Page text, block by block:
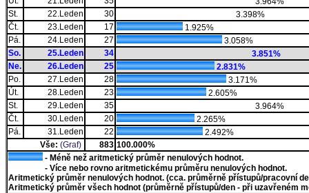
St.
22.Leden 30
3.398%
Čt.
23.Leden 17
1.925%
Pá.
24.Leden 27
3.058%
So.
25.Leden 34
3.851%
Ne.
26.Leden 25
2.831%
Po.
27.Leden 28
3.171%
Út.
28.Leden 23
2.605%
St.
29.Leden 35
3.964%
Čt.
30.Leden 20
2.265%
Pá.
31.Leden 22
2.492%
Vše: (Graf) 883 100.000%
- Méně než aritmetický průměr nenulových hodnot.
- Více nebo rovno aritmetickému průměru nenulových hodnot.
Aritmetický průměr nenulových hodnot. (cca. průměrně přístupů/pracovní
Aritmetický průměr všech hodnot (průměrně přístupů/den - při uzavřeném